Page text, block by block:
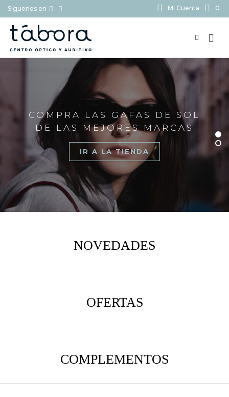
Síguenos en Mi Cuenta 0
COMPRA LAS GAFAS DE SOL
DE LAS MEJORES MARCAS
IR A LA TIENDA
NOVEDADES
OFERTAS
COMPLEMENTOS